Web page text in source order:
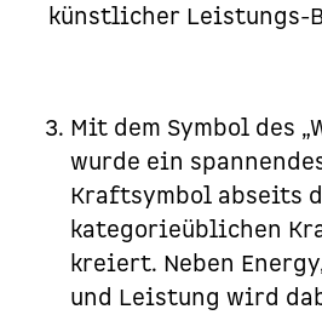
künstlicher Leistungs-
Mit dem Symbol des
wurde ein
Kraftsymbol abseits
kategorieüblichen
kreiert. Neben
und Leistung wird